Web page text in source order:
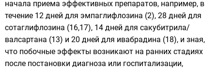
начала приема эффективных препаратов, например, в
течение 12 дней для эмпаглифлозина (2), 28 дней для
сотаглифлозина (16,17), 14 дней для сакубитрила/
валсартана (13) и 20 дней для ивабрадина (18), и зная,
что побочные эффекты возникают на ранних стадиях
после постановки диагноза или госпитализации,